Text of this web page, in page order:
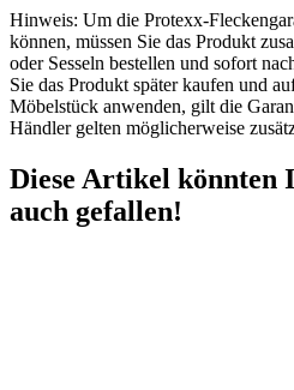
Hinweis: Um die Protexx-
können, müssen Sie das Produkt
oder Sesseln bestellen und sofort
Sie das Produkt später kaufen und
Möbelstück anwenden, gilt die
Händler gelten möglicherweise
Diese Artikel könnten
auch gefallen!